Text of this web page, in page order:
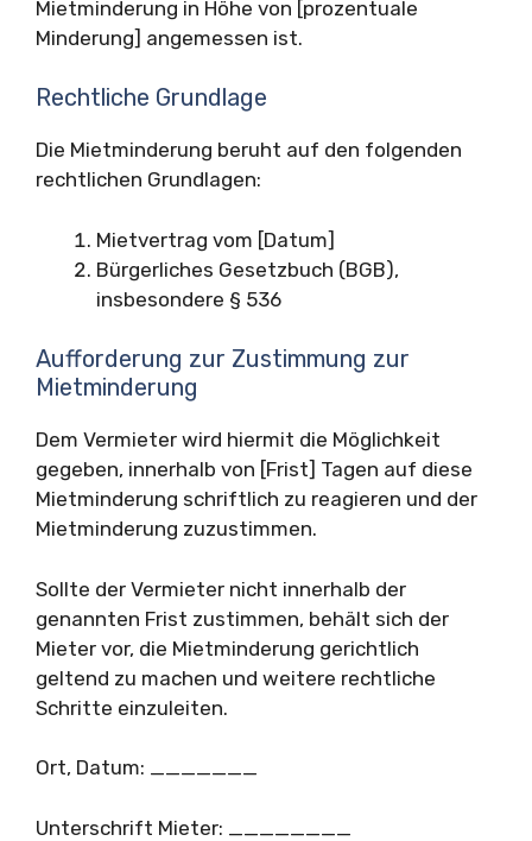
Mietminderung in Höhe von [prozentuale
Minderung] angemessen ist.
Rechtliche Grundlage
Die Mietminderung beruht auf den folgenden
rechtlichen Grundlagen:
Mietvertrag vom [Datum]
Bürgerliches Gesetzbuch (BGB),
insbesondere § 536
Aufforderung zur Zustimmung zur
Mietminderung
Dem Vermieter wird hiermit die Möglichkeit
gegeben, innerhalb von [Frist] Tagen auf diese
Mietminderung schriftlich zu reagieren und der
Mietminderung zuzustimmen.
Sollte der Vermieter nicht innerhalb der
genannten Frist zustimmen, behält sich der
Mieter vor, die Mietminderung gerichtlich
geltend zu machen und weitere rechtliche
Schritte einzuleiten.
Ort, Datum: _______
Unterschrift Mieter: ________